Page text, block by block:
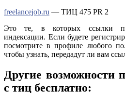
freelancejob.ru — ТИЦ 475 PR 2
Это те, в которых ссылки
индексации. Если будете
посмотрите в профиле любого
чтобы узнать, передадут ли вам
Другие возможности
с тиц бесплатно: